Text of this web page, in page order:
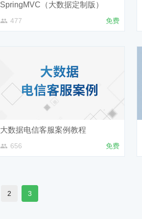
SpringMVC（大数据定制版）
477 免费
大数据电信客服案例教程
656 免费
2 3